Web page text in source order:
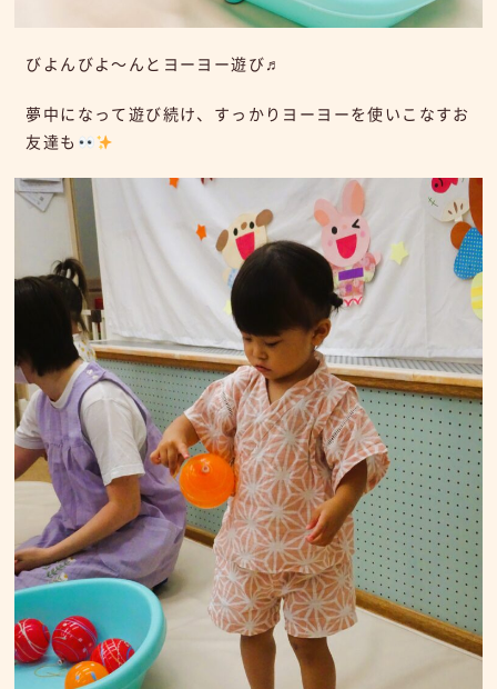
びよんびよ～んとヨーヨー遊び♬
夢中になって遊び続け、すっかりヨーヨーを使いこなすお
友達も